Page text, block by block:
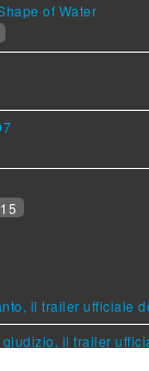
of Water
il trailer ufficiale
il trailer